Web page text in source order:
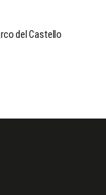
del Castello